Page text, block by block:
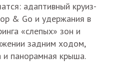
адаптивный круиз-
& Go и удержания в
«слепых» зон и
задним ходом,
и панорамная крыша.